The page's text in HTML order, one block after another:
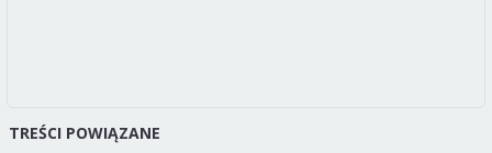
TREŚCI POWIĄZANE